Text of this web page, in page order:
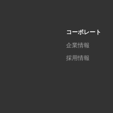
コーポレート
企業情報
採用情報